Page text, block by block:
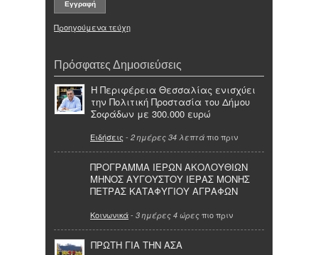
Προηγούμενα τεύχη
Πρόσφατες Δημοσιεύσεις
Η Περιφέρεια Θεσσαλίας ενισχύει
την Πολιτική Προστασία του Δήμου
Σοφάδων με 300.000 ευρώ
Ειδήσεις - 2 ημέρες 34 λεπτά πιο πριν
ΠΡΟΓΡΑΜΜΑ ΙΕΡΩΝ ΑΚΟΛΟΥΘΙΩΝ
ΜΗΝΟΣ ΑΥΓΟΥΣΤΟΥ ΙΕΡΑΣ ΜΟΝΗΣ
ΠΕΤΡΑΣ ΚΑΤΑΦΥΓΙΟΥ ΑΓΡΑΦΩΝ
Κοινωνικά- 3 ημέρες 4 ώρες πιο πριν
ΠΡΩΤΗ ΓΙΑ ΤΗΝ ΑΣΑ